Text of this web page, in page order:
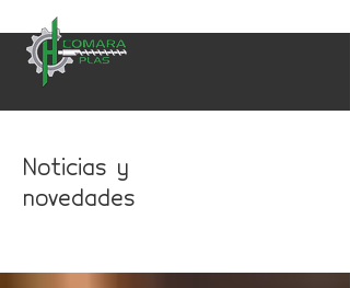
Noticias y
novedades